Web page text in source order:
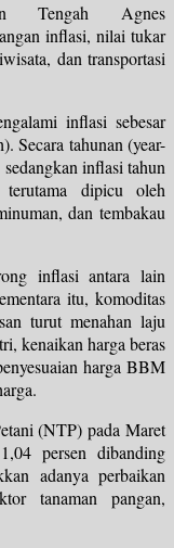
Tengah Agnes
inflasi, nilai tukar
dan transportasi
inflasi sebesar
Secara tahunan (year-
inflasi tahun
dipicu oleh
dan tembakau
inflasi antara lain
itu, komoditas
turut menahan laju
kenaikan harga beras
harga BBM
(NTP) pada Maret
persen dibanding
adanya perbaikan
tanaman pangan,